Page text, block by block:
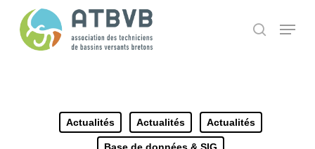
search
Menu
Actualités Actualités Actualités
Panneau de gestion des cookies